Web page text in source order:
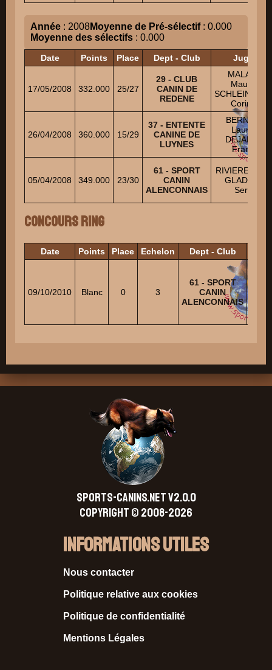
Année : 2008Moyenne de Pré-sélectif: 0.000
Moyenne des sélectifs : 0.000
Date Points Place Dept - Club Juges
17/05/2008 332.000 25/27
29 - CLUB
CANIN DE
REDENE
MALAISE
Maurice
Corinne
26/04/2008 360.000 15/29
37 - ENTENTE
CANINE DE
LUYNES
BERNARD
Laurent
DEJARDIN
Francis
05/04/2008 349.000 23/30
61 - SPORT
CANIN
ALENCONNAIS
RIVIERE
GLADIEUX
Serge
Concours Ring
Date Points Place Echelon Dept - Club
09/10/2010 Blanc 0 3
61 - SPORT
CANIN
ALENCONNAIS
SPORTS-CANINS.NET V2.0.0
Copyright © 2008-2026
Informations Utiles
Nous contacter
Politique relative aux cookies
Politique de confidentialité
Mentions Légales